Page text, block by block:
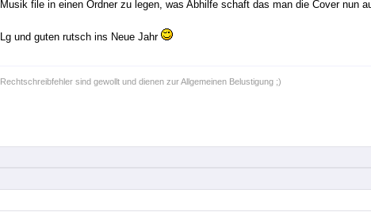
Musik file in einen Ordner zu legen, was Abhilfe schaft das man die Cover nun
Lg und guten rutsch ins Neue Jahr
Rechtschreibfehler sind gewollt und dienen zur Allgemeinen Belustigung ;)